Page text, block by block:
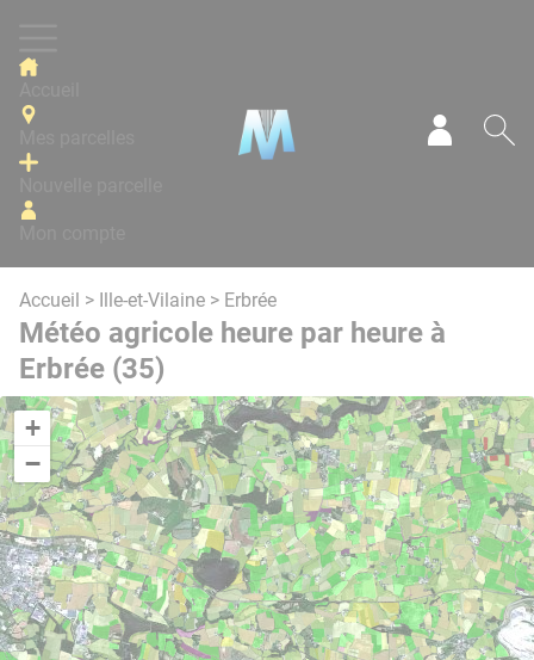
Accueil > Ille-et-Vilaine > Erbrée
Météo agricole heure par heure à
Erbrée (35)
+
−